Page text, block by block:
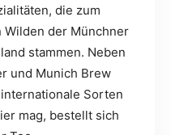
die zum
der Münchner
stammen. Neben
und Munich Brew
Sorten
mag, bestellt sich